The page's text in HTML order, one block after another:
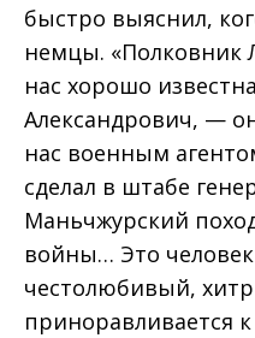
быстро выяснил,
немцы. «Полковник
нас хорошо
Александрович, —
нас военным
сделал в штабе
Маньчжурский
войны… Это
честолюбивый,
приноравливается